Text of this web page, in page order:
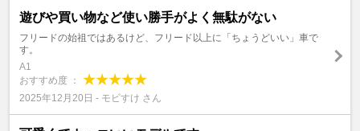
遊びや買い物など使い勝手がよく無駄がない
フリードの始祖ではあるけど、フリード以上に「ちょうどいい」車で
す。
A1
おすすめ度 ：
2025年12月20日 - モビすけ さん